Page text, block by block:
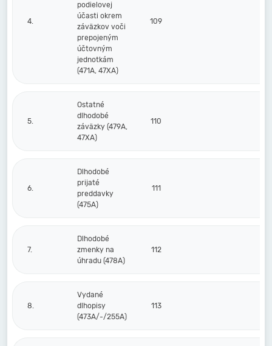
4.
podielovej
účasti okrem
záväzkov voči
prepojeným
účtovným
jednotkám
(471A, 47XA)
109
5.
Ostatné
dlhodobé
záväzky (479A,
47XA)
110
6.
Dlhodobé
prijaté
preddavky
(475A)
111
7.
Dlhodobé
zmenky na
úhradu (478A)
112
8.
Vydané
dlhopisy
(473A/-/255A)
113